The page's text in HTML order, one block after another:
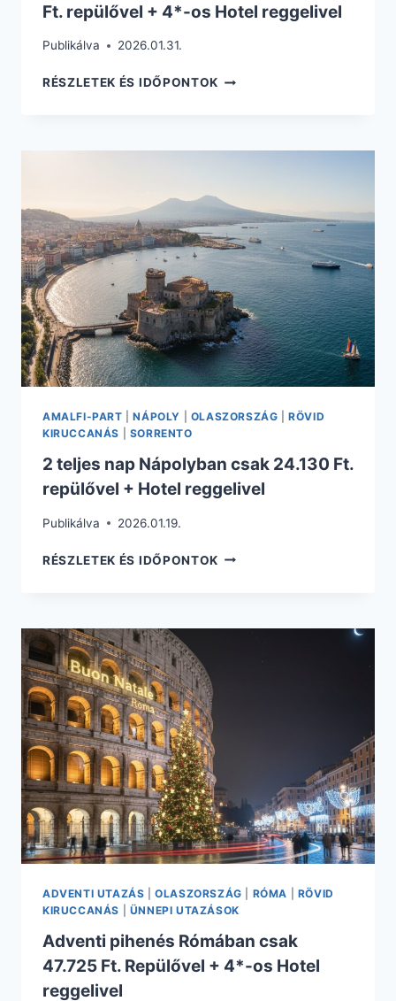
Ft. repülővel + 4*-os Hotel reggelivel
Publikálva 2026.01.31.
RÉSZLETEK ÉS IDŐPONTOK 2
CSAK
REPÜLŐVEL
+
4*-
OS
HOTEL
REGGELIVEL
AMALFI-PART |NÁPOLY OLASZORSZÁG |RÖVID
KIRUCCANÁS
SORRENTO
2 teljes nap Nápolyban csak 24.130 Ft.
repülővel + Hotel reggelivel
Publikálva 2026.01.19.
RÉSZLETEK ÉS IDŐPONTOK 2
CSAK
ADVENTI UTAZÁS |OLASZORSZÁG RÓMA
RÖVID
KIRUCCANÁS
ÜNNEPI UTAZÁSOK
Adventi pihenés Rómában csak
47.725 Ft. Repülővel + 4*-os Hotel
reggelivel